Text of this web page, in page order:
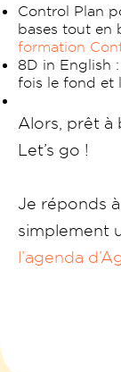
Control Plan
bases tout en
formation
8D in English
fois le fond et
Alors, prêt à
Let’s go !
Je réponds
simplement
l’agenda